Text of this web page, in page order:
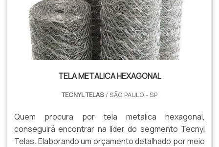
TELA METALICA HEXAGONAL
TECNYL TELAS / SÃO PAULO - SP
Quem procura por tela metalica hexagonal,
conseguirá encontrar na líder do segmento Tecnyl
Telas. Elaborando um orçamento detalhado por meio